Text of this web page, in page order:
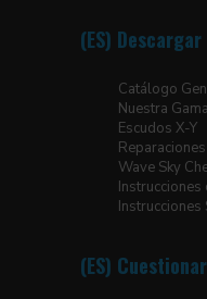
(ES)
Catálogo
Nuestra
Escudos X-Y
Wave Sky
Instrucciones
(ES)